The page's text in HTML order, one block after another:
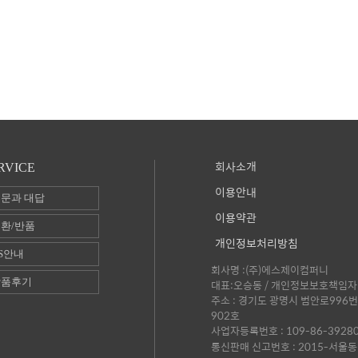
과 대답
/반품
안내
후기
회사소개
이용안내
이용약관
개인정보처리방침
회사명 :(주)에스제이컴퍼니
대표:오승동 / 개인정보보호책임
주소 : 경기도 광명시 범안로996
902호
사업자등록번호 : 109-86-
통신판매 신고번호 : 2015-서울